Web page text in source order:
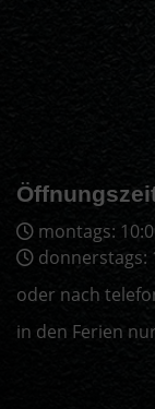
montags:
donnerstags:
oder nach
in den Ferien